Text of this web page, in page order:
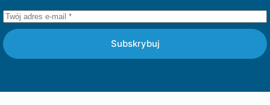
Subskrybuj